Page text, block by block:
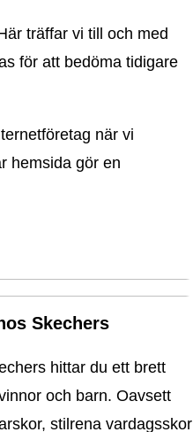
träffar vi till och med
för att bedöma tidigare
när vi
hemsida gör en
Skechers
hittar du ett brett
och barn. Oavsett
stilrena vardagsskor